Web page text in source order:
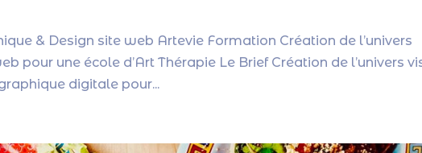
& Design site web Artevie Formation Création de l’univers
pour une école d’Art Thérapie Le Brief Création de l’univers
digitale pour...